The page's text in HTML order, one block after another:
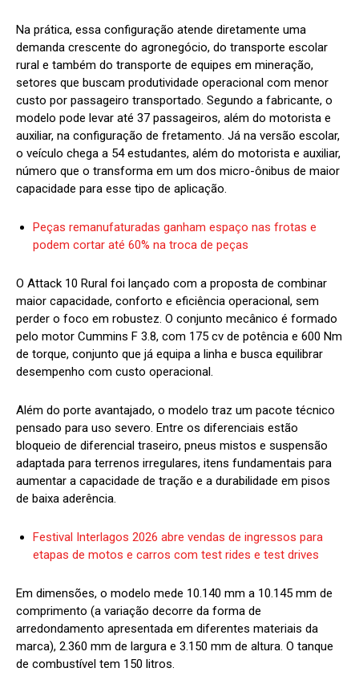
Na prática, essa configuração atende diretamente uma
demanda crescente do agronegócio, do transporte escolar
rural e também do transporte de equipes em mineração,
setores que buscam produtividade operacional com menor
custo por passageiro transportado. Segundo a fabricante, o
modelo pode levar até 37 passageiros, além do motorista e
auxiliar, na configuração de fretamento. Já na versão escolar,
o veículo chega a 54 estudantes, além do motorista e auxiliar,
número que o transforma em um dos micro-ônibus de maior
capacidade para esse tipo de aplicação.
Peças remanufaturadas ganham espaço nas frotas e
podem cortar até 60% na troca de peças
O Attack 10 Rural foi lançado com a proposta de combinar
maior capacidade, conforto e eficiência operacional, sem
perder o foco em robustez. O conjunto mecânico é formado
pelo motor Cummins F 3.8, com 175 cv de potência e 600 Nm
de torque, conjunto que já equipa a linha e busca equilibrar
desempenho com custo operacional.
Além do porte avantajado, o modelo traz um pacote técnico
pensado para uso severo. Entre os diferenciais estão
bloqueio de diferencial traseiro, pneus mistos e suspensão
adaptada para terrenos irregulares, itens fundamentais para
aumentar a capacidade de tração e a durabilidade em pisos
de baixa aderência.
Festival Interlagos 2026 abre vendas de ingressos para
etapas de motos e carros com test rides e test drives
Em dimensões, o modelo mede 10.140 mm a 10.145 mm de
comprimento (a variação decorre da forma de
arredondamento apresentada em diferentes materiais da
marca), 2.360 mm de largura e 3.150 mm de altura. O tanque
de combustível tem 150 litros.